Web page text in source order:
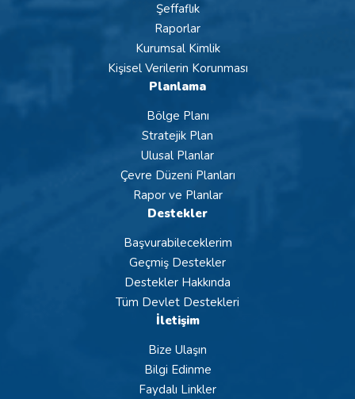
Şeffaflık
Raporlar
Kurumsal Kimlik
Kişisel Verilerin Korunması
Planlama
Bölge Planı
Stratejik Plan
Ulusal Planlar
Çevre Düzeni Planları
Rapor ve Planlar
Destekler
Başvurabileceklerim
Geçmiş Destekler
Destekler Hakkında
Tüm Devlet Destekleri
İletişim
Bize Ulaşın
Bilgi Edinme
Faydalı Linkler